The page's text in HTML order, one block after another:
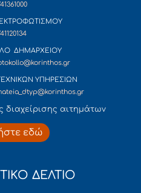
ΔΗΜΑΡΧΕΙΟΥ
ΥΠΗΡΕΣΙΩΝ
αιτημάτων
εδώ
ΔΕΛΤΙΟ